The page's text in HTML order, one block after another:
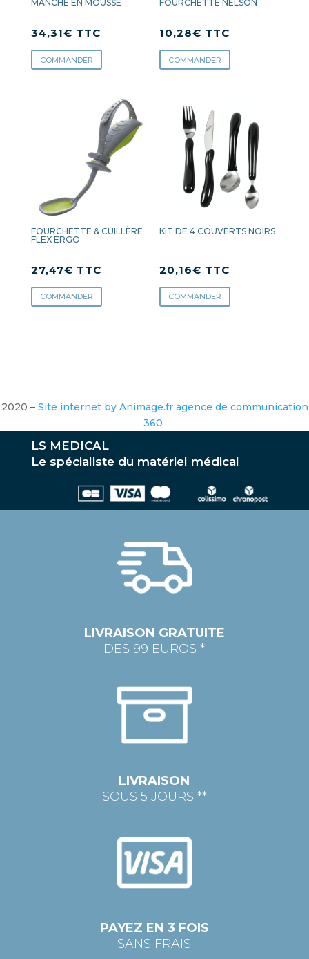
MANCHE EN MOUSSE
34,31€ TTC
COMMANDER
FOURCHETTE NELSON
10,28€ TTC
COMMANDER
FOURCHETTE & CUILLÈRE
FLEX ERGO
27,47€ TTC
COMMANDER
KIT DE 4 COUVERTS NOIRS
20,16€ TTC
COMMANDER
2020 – Site internet by Animage.fr agence de communication
360
LS MEDICAL
Le spécialiste du matériel médical
LIVRAISON GRATUITE
DES 99 EUROS *
LIVRAISON
SOUS 5 JOURS **
PAYEZ EN 3 FOIS
SANS FRAIS